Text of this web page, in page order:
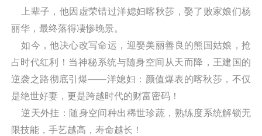
上辈子，他因虚荣错过洋媳妇喀秋莎，娶了败家娘们杨
丽华，最终落得凄惨晚景。
如今，他决心改写命运，迎娶美丽善良的熊国姑娘，抢
占时代红利！当神秘系统与随身空间从天而降，王建国的
逆袭之路彻底引爆——洋媳妇：颜值爆表的喀秋莎，不仅
是绝世好妻，更是跨越时代的财富密码！
逆天外挂：随身空间种出稀世珍蔬，熟练度系统解锁无
限技能，手艺越高，寿命越长！